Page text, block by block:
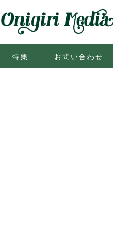
特集 お問い合わせ